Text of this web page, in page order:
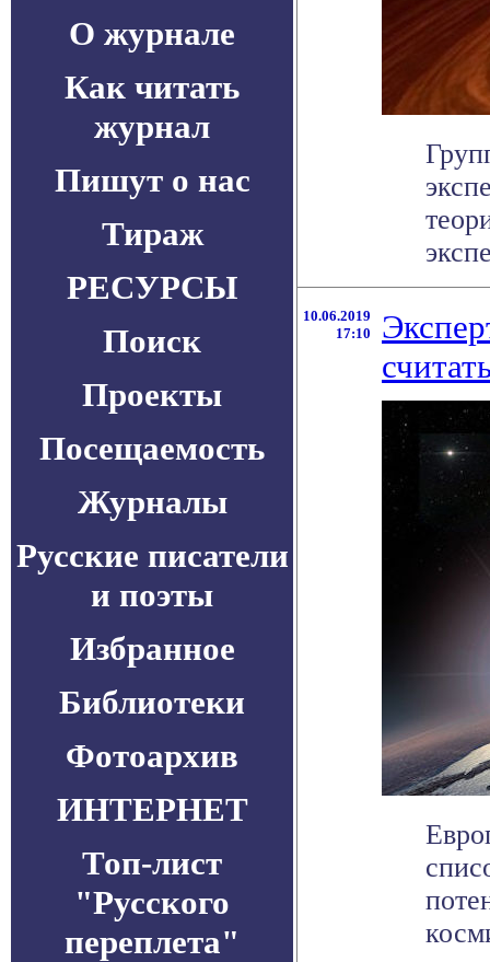
О журнале
Как читать
журнал
Пишут о нас
Тираж
РЕСУРСЫ
Поиск
Проекты
Посещаемость
Журналы
Русские писатели
и поэты
Избранное
Библиотеки
Фотоархив
ИНТЕРНЕТ
Топ-лист
"Русского
переплета"
10.06.2019
17:10